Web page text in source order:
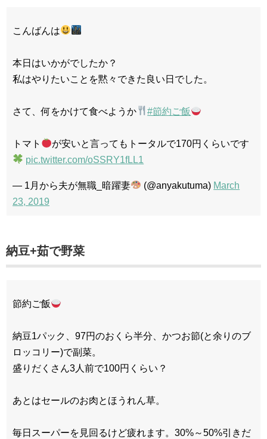
こんばんは
本日はいかがでしたか？
私はやりたいことを黙々できた良い日でした。
さて、何をかけて食べようか #節約ご飯
トマト
が安いと言ってもトータルで170円くらいです
pic.twitter.com/oSSRY1fLL1
— 1月から夫が無職_暗躍妻 (@anyakutuma) March
23, 2019
納豆+茹で野菜
節約ご飯
納豆1パック、97円のおくら半分、かつお節(と余りのブ
ロッコリー)で副菜。
盛りだくさん3人前で100円くらい？
あとはセールのお肉とほうれん草。
毎日スーパーを見回るけど疲れます。30%～50%引きだ